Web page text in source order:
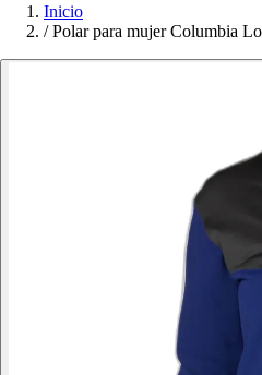
Inicio
/ Polar para mujer Columbia